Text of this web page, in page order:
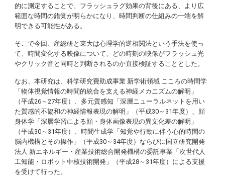
的に測定することで、フラッシュラグ効果の背後にある、より広
範囲な時間の錯覚が明らかになり、時間判断の仕組みの一端を解
明できる可能性がある。
そこで今回、産総研と東大は心理学的逆相関法という手法を使っ
て、時間変化する映像について、どの時刻の映像がフラッシュ光
やクリック音と同時と判断されるのか直接検証することとした。
なお、本研究は、科学研究費助成事業 新学術領域 こころの時間学
「物体視覚情報の時間的統合を支える神経メカニズムの解明」
（平成26～27年度）、多元質感知「深層ニューラルネットを用い
た質感的不協和の神経情報表現の解明」（平成30～31年度）、顔
身体学「深層学習による顔・身体画像表現の異文化差の解明」
（平成30～31年度）、時間生成学「知覚や行動に伴う心的時間の
脳内機構とその操作」（平成30～34年度）ならびに国立研究開発
法人 新エネルギー・産業技術総合開発機構の委託事業「次世代人
工知能・ロボット中核技術開発」（平成28～31年度）による支援
を受けて行った。